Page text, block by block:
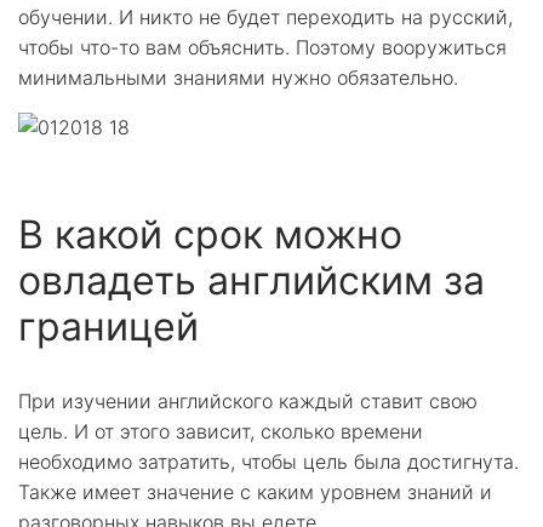
обучении. И никто не будет переходить на русский,
чтобы что-то вам объяснить. Поэтому вооружиться
минимальными знаниями нужно обязательно.
В какой срок можно
овладеть английским за
границей
При изучении английского каждый ставит свою
цель. И от этого зависит, сколько времени
необходимо затратить, чтобы цель была достигнута.
Также имеет значение с каким уровнем знаний и
разговорных навыков вы едете.